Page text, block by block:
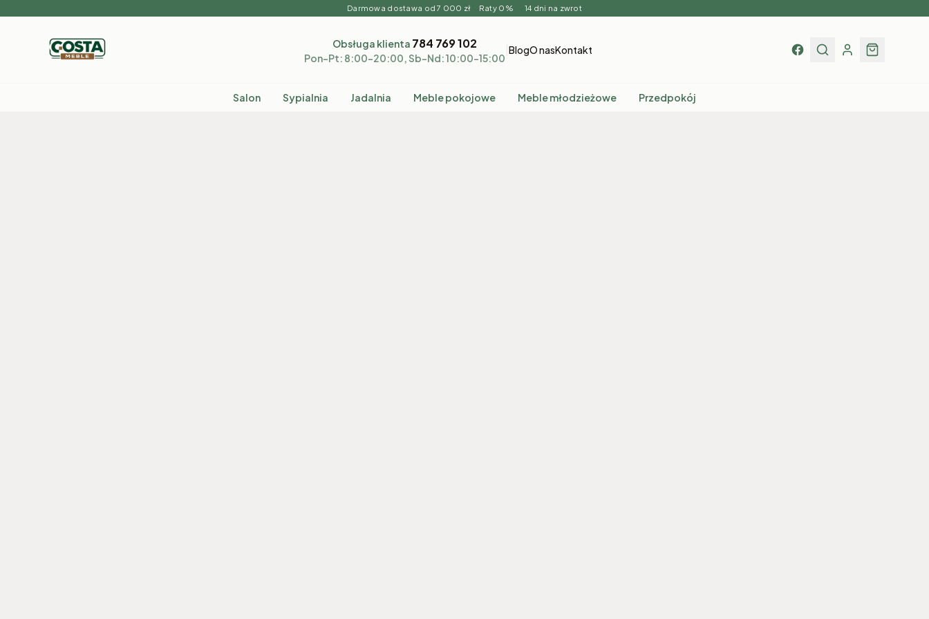
Darmowa dostawa od 7 000 zł Raty 0% 14 dni na zwrot
Obsługa klienta 784 769 102
Pon–Pt: 8:00–20:00, Sb–Nd: 10:00–15:00
BlogO nasKontakt
Salon Sypialnia Jadalnia Meble pokojowe Meble młodzieżowe Przedpokój